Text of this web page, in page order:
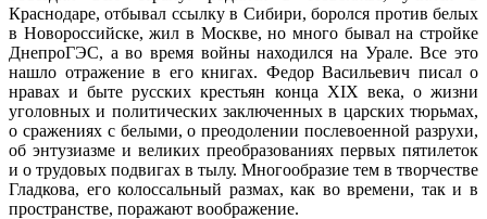
Краснодаре, отбывал ссылку в Сибири, боролся против белых
в Новороссийске, жил в Москве, но много бывал на стройке
ДнепроГЭС, а во время войны находился на Урале. Все это
нашло отражение в его книгах. Федор Васильевич писал о
нравах и быте русских крестьян конца XIX века, о жизни
уголовных и политических заключенных в царских тюрьмах,
о сражениях с белыми, о преодолении послевоенной разрухи,
об энтузиазме и великих преобразованиях первых пятилеток
и о трудовых подвигах в тылу. Многообразие тем в творчестве
Гладкова, его колоссальный размах, как во времени, так и в
пространстве, поражают воображение.